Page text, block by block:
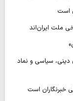
است
ملت ایران‌اند
دینی، سیاسی و نماد
خبرنگاران است